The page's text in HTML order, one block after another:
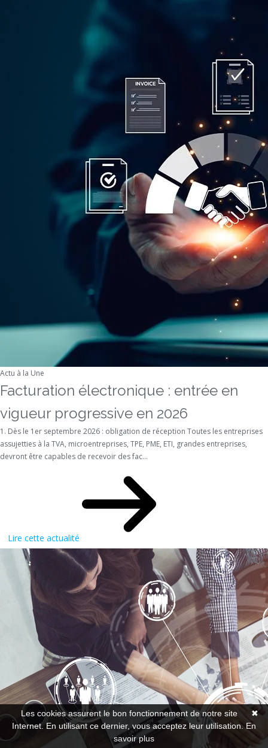
Actu à la Une
Facturation électronique : entrée en
vigueur progressive en 2026
1. Dès le 1er septembre 2026 : obligation de réception Toutes les entreprises
assujetties à la TVA, microentreprises, TPE, PME, ETI, grandes entreprises,
devront être capables de recevoir des fac...
Lire cette actualité
✖
Les cookies assurent le bon fonctionnement de notre site
Internet. En utilisant ce dernier, vous acceptez leur utilisation.En
savoir plus